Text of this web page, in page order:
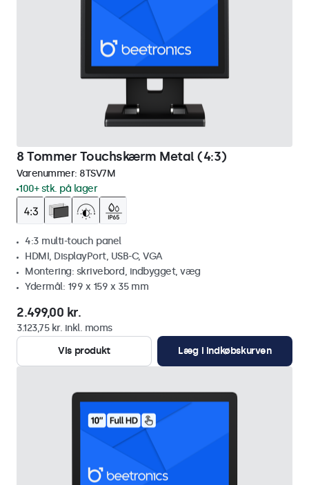
8 Tommer Touchskærm Metal (4:3)
Varenummer: 8TSV7M
100+ stk. på lager
4:3 multi-touch panel
HDMI, DisplayPort, USB-C, VGA
Montering: skrivebord, indbygget, væg
Ydermål: 199 x 159 x 35 mm
2.499,00 kr.
3.123,75 kr. inkl. moms
Vis produkt
Læg i indkøbskurven